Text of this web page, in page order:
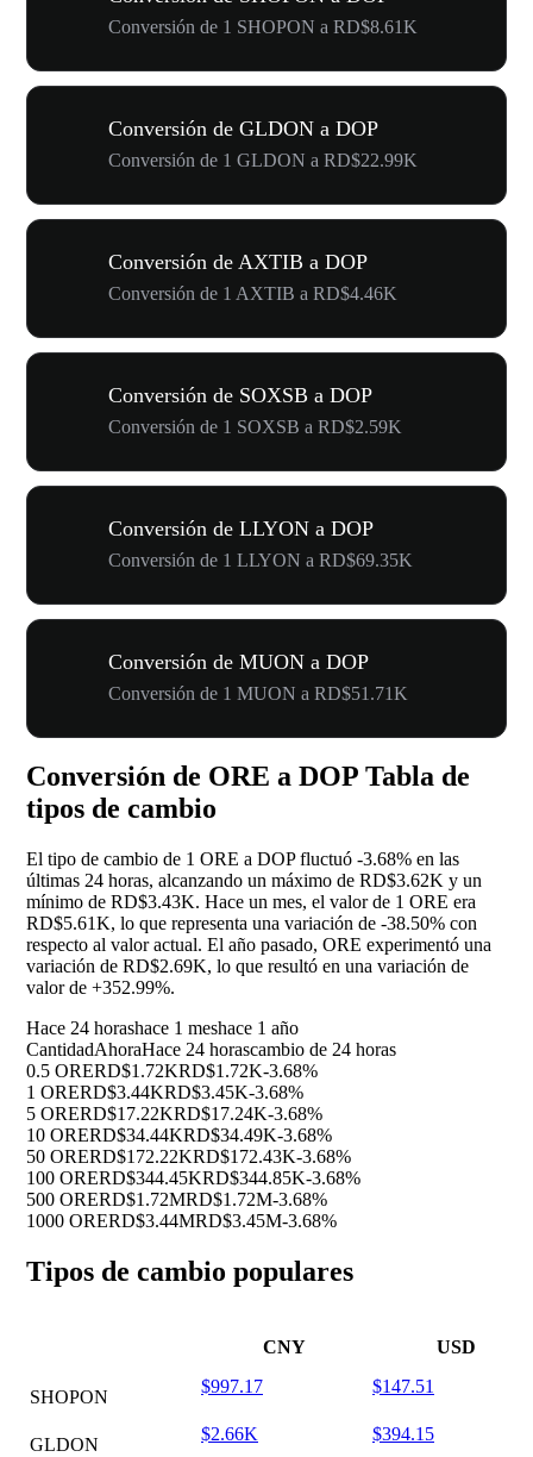
Conversión de 1 SHOPON a RD$8.61K
Conversión de GLDON a DOP
Conversión de 1 GLDON a RD$22.99K
Conversión de AXTIB a DOP
Conversión de 1 AXTIB a RD$4.46K
Conversión de SOXSB a DOP
Conversión de 1 SOXSB a RD$2.59K
Conversión de LLYON a DOP
Conversión de 1 LLYON a RD$69.35K
Conversión de MUON a DOP
Conversión de 1 MUON a RD$51.71K
Conversión de ORE a DOP Tabla de
tipos de cambio
El tipo de cambio de 1 ORE a DOP fluctuó -3.68% en las
últimas 24 horas, alcanzando un máximo de RD$3.62K y un
mínimo de RD$3.43K. Hace un mes, el valor de 1 ORE era
RD$5.61K, lo que representa una variación de -38.50% con
respecto al valor actual. El año pasado, ORE experimentó una
variación de RD$2.69K, lo que resultó en una variación de
valor de +352.99%.
Hace 24 horashace 1 meshace 1 año
CantidadAhoraHace 24 horascambio de 24 horas
0.5 ORERD$1.72KRD$1.72K-3.68%
1 ORERD$3.44KRD$3.45K-3.68%
5 ORERD$17.22KRD$17.24K-3.68%
10 ORERD$34.44KRD$34.49K-3.68%
50 ORERD$172.22KRD$172.43K-3.68%
100 ORERD$344.45KRD$344.85K-3.68%
500 ORERD$1.72MRD$1.72M-3.68%
1000 ORERD$3.44MRD$3.45M-3.68%
Tipos de cambio populares
CNY USD
SHOPON
$997.17 $147.51
GLDON
$2.66K $394.15